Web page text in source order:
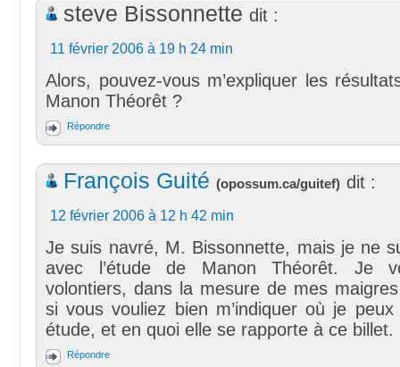
steve Bissonnette dit :
11 février 2006 à 19 h 24 min
Alors, pouvez-vous m’expliquer les
Manon Théorêt ?
Répondre
François Guité (opossum.ca/guitef) dit :
12 février 2006 à 12 h 42 min
Je suis navré, M. Bissonnette, mais je ne
avec l’étude de Manon Théorêt. Je
volontiers, dans la mesure de mes
si vous vouliez bien m’indiquer où je
étude, et en quoi elle se rapporte à ce billet.
Répondre